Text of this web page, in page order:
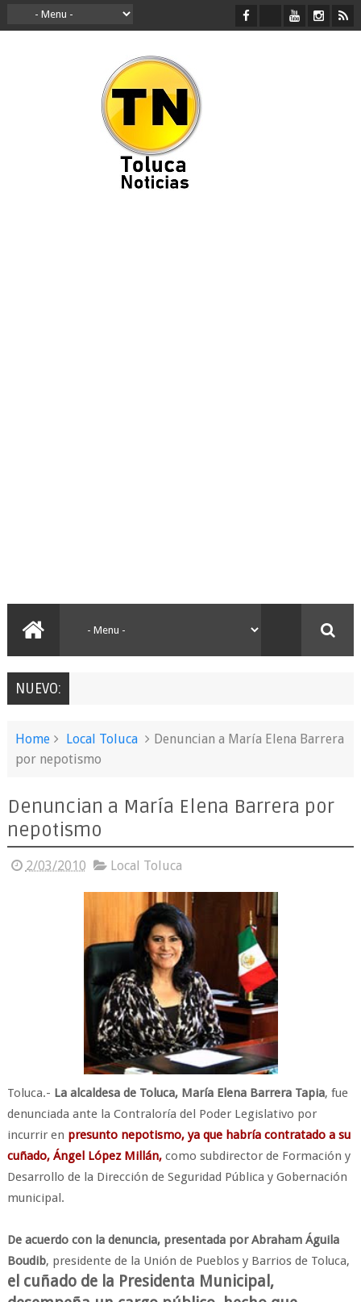
NUEVO:
Home Local Toluca
Denuncian a María Elena Barrera
por nepotismo
Denuncian a María Elena Barrera por
nepotismo
2/03/2010 Local Toluca
Toluca.- La alcaldesa de Toluca, María Elena Barrera Tapia, fue
denunciada ante la Contraloría del Poder Legislativo por
incurrir en presunto nepotismo, ya que habría contratado a su
cuñado, Ángel López Millán,como subdirector de Formación y
Desarrollo de la Dirección de Seguridad Pública y Gobernación
municipal.
De acuerdo con la denuncia, presentada por Abraham Águila
Boudib, presidente de la Unión de Pueblos y Barrios de Toluca,
el cuñado de la Presidenta Municipal,